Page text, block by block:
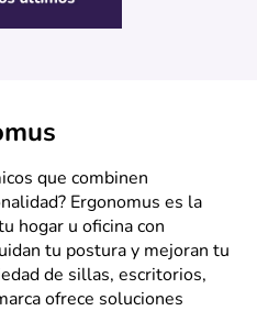
que combinen
Ergonomus es la
hogar u oficina con
tu postura y mejoran tu
de sillas, escritorios,
ofrece soluciones